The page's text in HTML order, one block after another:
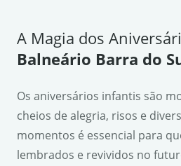
A Magia dos
Balneário Barra do
Os aniversários infantis são
cheios de alegria, risos e
momentos é essencial para
lembrados e revividos no